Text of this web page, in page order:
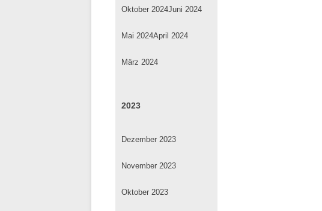
Oktober 2024Juni 2024
Mai 2024April 2024
März 2024
2023
Dezember 2023
November 2023
Oktober 2023